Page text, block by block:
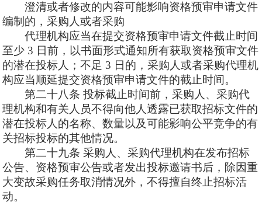
澄清或者修改的内容可能影响资格预审申请文件
编制的，采购人或者采购
代理机构应当在提交资格预审申请文件截止时间
至少 3 日前，以书面形式通知所有获取资格预审文件
的潜在投标人；不足 3 日的，采购人或者采购代理机
构应当顺延提交资格预审申请文件的截止时间。
第二十八条 投标截止时间前，采购人、采购代
理机构和有关人员不得向他人透露已获取招标文件的
潜在投标人的名称、数量以及可能影响公平竞争的有
关招标投标的其他情况。
第二十九条 采购人、采购代理机构在发布招标
公告、资格预审公告或者发出投标邀请书后，除因重
大变故采购任务取消情况外，不得擅自终止招标活
动。